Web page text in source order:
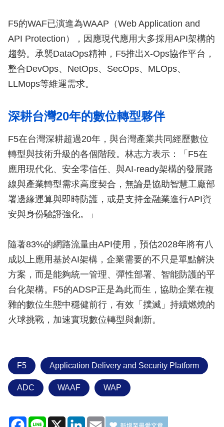
F5的WAF已演進為WAAP（Web Application and
API Protection），因應現代應用大多採用API架構的
趨勢。承襲DataOps精神，F5推出X-Ops協作平台，
整合DevOps、NetOps、SecOps、MLOps、
LLMops等維運需求。
深耕台灣20年的數位轉型夥伴
F5在台灣深耕超過20年，與台灣產業共同經歷數位
轉型與技術升級的各個階段。林志方表示：「F5在
應用現代化、安全零信任、與AI-ready架構的發展路
線與產業轉型需求高度契合，無論是協助智慧工廠部
署邊緣運算與即時防護，或是支持金融業進行API資
安與身份驗證強化。」
隨著83%的網路流量由API使用，預估2028年將有八
成以上應用基於AI架構，企業需要的不只是單點解決
方案，而是能夠統一管理、彈性部署、智能防護的平
台化架構。F5的ADSP正是為此而生，協助企業在複
雜的數位生態中穩健前行，有效「撲滅」持續燃燒的
火球挑戰，加速實現數位轉型與創新。
F5 Application Delivery and Security Platform
ADC WAAF WAP
Facebook
Line X LinkedIn
Email